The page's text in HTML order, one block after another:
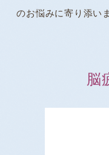
のお悩みに寄り添い
脳